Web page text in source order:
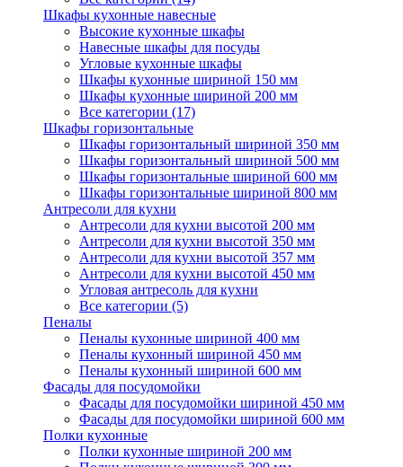
Шкафы кухонные навесные
Высокие кухонные шкафы
Навесные шкафы для посуды
Угловые кухонные шкафы
Шкафы кухонные шириной 150 мм
Шкафы кухонные шириной 200 мм
Все категории (17)
Шкафы горизонтальные
Шкафы горизонтальный шириной 350 мм
Шкафы горизонтальный шириной 500 мм
Шкафы горизонтальные шириной 600 мм
Шкафы горизонтальные шириной 800 мм
Антресоли для кухни
Антресоли для кухни высотой 200 мм
Антресоли для кухни высотой 350 мм
Антресоли для кухни высотой 357 мм
Антресоли для кухни высотой 450 мм
Угловая антресоль для кухни
Все категории (5)
Пеналы
Пеналы кухонные шириной 400 мм
Пеналы кухонный шириной 450 мм
Пеналы кухонный шириной 600 мм
Фасады для посудомойки
Фасады для посудомойки шириной 450 мм
Фасады для посудомойки шириной 600 мм
Полки кухонные
Полки кухонные шириной 200 мм